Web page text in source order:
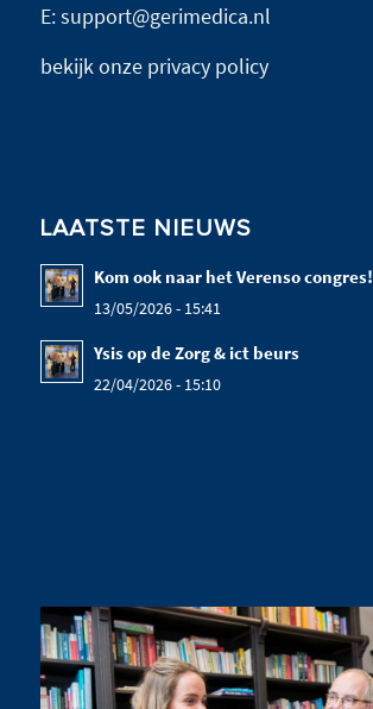
E:support@gerimedica.nl
bekijk onze privacy policy
LAATSTE NIEUWS
Kom ook naar het Verenso congres!
13/05/2026 - 15:41
Ysis op de Zorg & ict beurs
22/04/2026 - 15:10